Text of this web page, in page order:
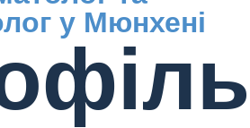
у Мюнхені